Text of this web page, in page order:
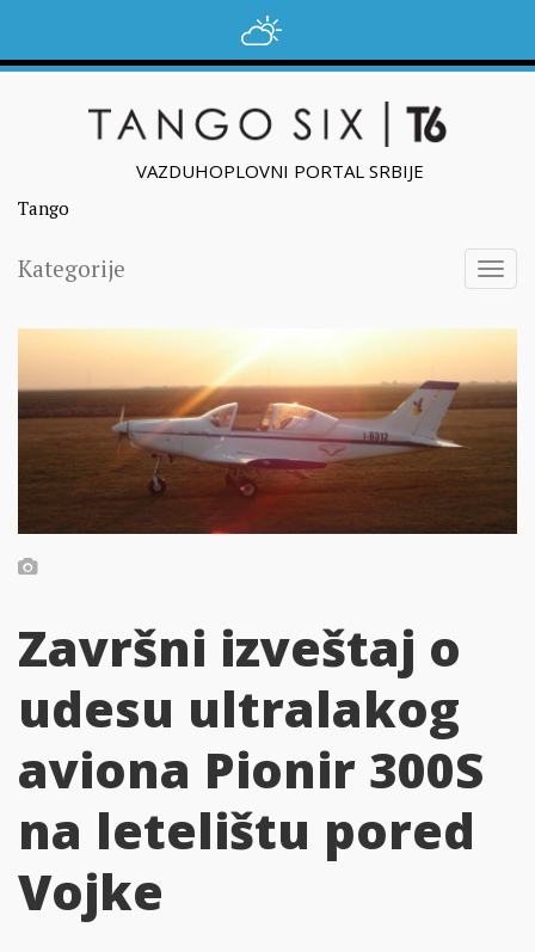
VAZDUHOPLOVNI PORTAL SRBIJE
Tango
Kategorije
Završni izveštaj o
udesu ultralakog
aviona Pionir 300S
na letelištu pored
Vojke